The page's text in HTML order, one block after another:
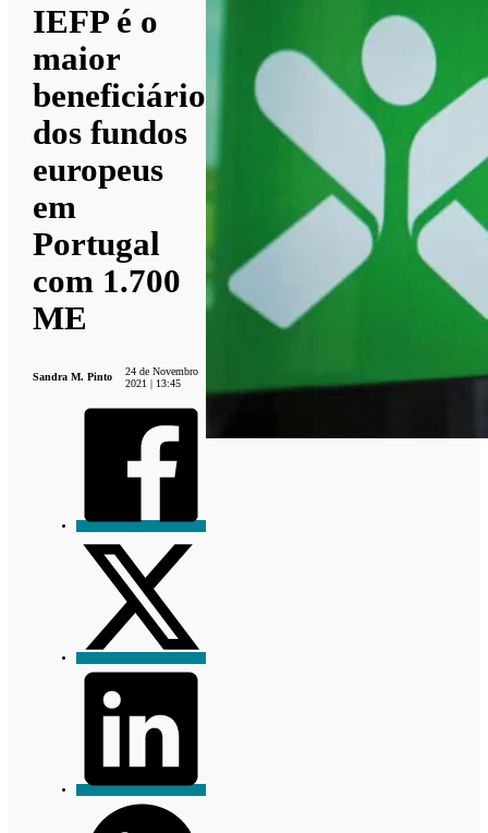
IEFP é o
maior
beneficiário
dos fundos
europeus
em
Portugal
com 1.700
ME
Sandra M. Pinto
24 de Novembro
2021 | 13:45